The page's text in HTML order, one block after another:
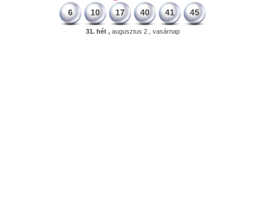
6 10 17 40 41 45
31. hét ,augusztus 2., vasárnap